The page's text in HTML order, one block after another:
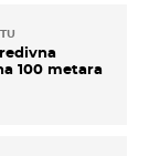
100 metara